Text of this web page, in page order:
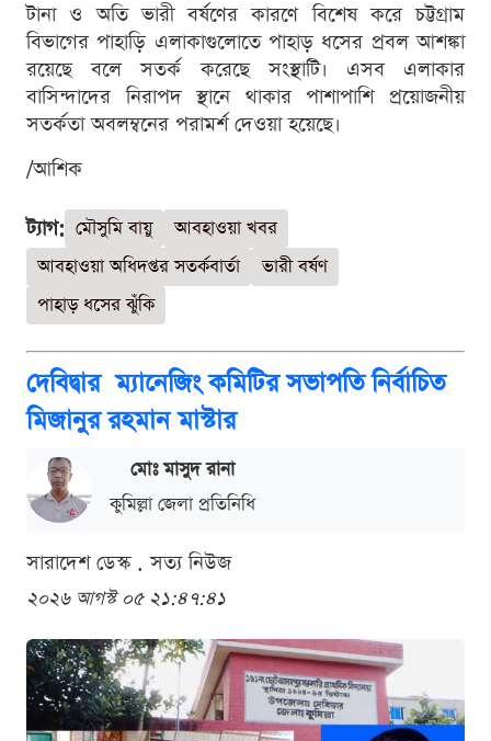
টানা ও অতি ভারী বর্ষণের কারণে বিশেষ করে চট্টগ্রাম
বিভাগের পাহাড়ি এলাকাগুলোতে পাহাড় ধসের প্রবল আশঙ্কা
রয়েছে বলে সতর্ক করেছে সংস্থাটি। এসব এলাকার
বাসিন্দাদের নিরাপদ স্থানে থাকার পাশাপাশি প্রয়োজনীয়
সতর্কতা অবলম্বনের পরামর্শ দেওয়া হয়েছে।
/আশিক
ট্যাগ: মৌসুমি বায়ু
আবহাওয়া খবর
আবহাওয়া অধিদপ্তর সতর্কবার্তা
ভারী বর্ষণ
পাহাড় ধসের ঝুঁকি
দেবিদ্বার ম্যানেজিং কমিটির সভাপতি নির্বাচিত
মিজানুর রহমান মাস্টার
মোঃ মাসুদ রানা
কুমিল্লা জেলা প্রতিনিধি
সারাদেশ ডেস্ক . সত্য নিউজ
২০২৬ আগস্ট ০৫ ২১:৪৭:৪১